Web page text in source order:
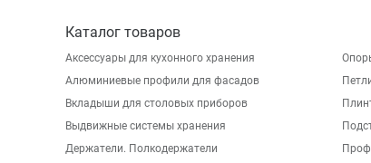
Каталог товаров
Аксессуары для кухонного хранения
Алюминиевые профили для фасадов
Вкладыши для столовых приборов
Выдвижные системы хранения
Держатели. Полкодержатели